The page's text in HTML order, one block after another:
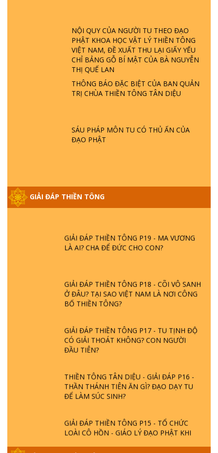
NỘI QUY CỦA NGƯỜI TU THEO ĐẠO
PHẬT KHOA HỌC VẬT LÝ THIỀN TÔNG
VIỆT NAM, ĐỀ XUẤT THU LẠI GIẤY YẾU
CHỈ BẢNG GỖ BÍ MẬT CỦA BÀ NGUYỄN
THỊ QUẾ LAN
THÔNG BÁO ĐẶC BIỆT CỦA BAN QUẢN
TRỊ CHÙA THIỀN TÔNG TÂN DIỆU
SÁU PHÁP MÔN TU CÓ THỦ ẤN CỦA
ĐẠO PHẬT
GIẢI ĐÁP THIỀN TÔNG
GIẢI ĐÁP THIỀN TÔNG ĐẶC BIỆT P22 - TẠI
SAO TRÁI ĐẤT NHIỀU THIÊN TAI - LŨ LỤT
- HỎA HOẠN | TTTD
GIẢI ĐÁP THIỀN TÔNG ĐẶC BIỆT P21 - TẠI
GIẢI ĐÁP VỀ LỄ TIỄN THIỀN TÔNG SƯ
GIẢI ĐÁP THIỀN TÔNG ĐẶC BIỆT PHẦN 20
- BÁC NGUYỄN NHÂN LÀ AI? PHIỀN NÃO
DO ĐÂU MÀ CÓ?
GIẢI ĐÁP THIỀN TÔNG P19 - MA VƯƠNG
LÀ AI? CHA ĐỂ ĐỨC CHO CON?
GIẢI ĐÁP THIỀN TÔNG P18 - CÕI VÔ SANH
Ở ĐÂU? TẠI SAO VIỆT NAM LÀ NƠI CÔNG
BỐ THIỀN TÔNG?
GIẢI ĐÁP THIỀN TÔNG P17 - TU TỊNH ĐỘ
CÓ GIẢI THOÁT KHÔNG? CON NGƯỜI
ĐẦU TIÊN?
THIỀN TÔNG TÂN DIỆU - GIẢI ĐÁP P16 -
THẦN THÁNH TIÊN ĂN GÌ? ĐẠO DẠY TU
ĐỂ LÀM SÚC SINH?
GIẢI ĐÁP THIỀN TÔNG P15 - TỔ CHỨC
LOÀI CÔ HỒN - GIÁO LÝ ĐẠO PHẬT KHI
NÀO XUẤT BẢN